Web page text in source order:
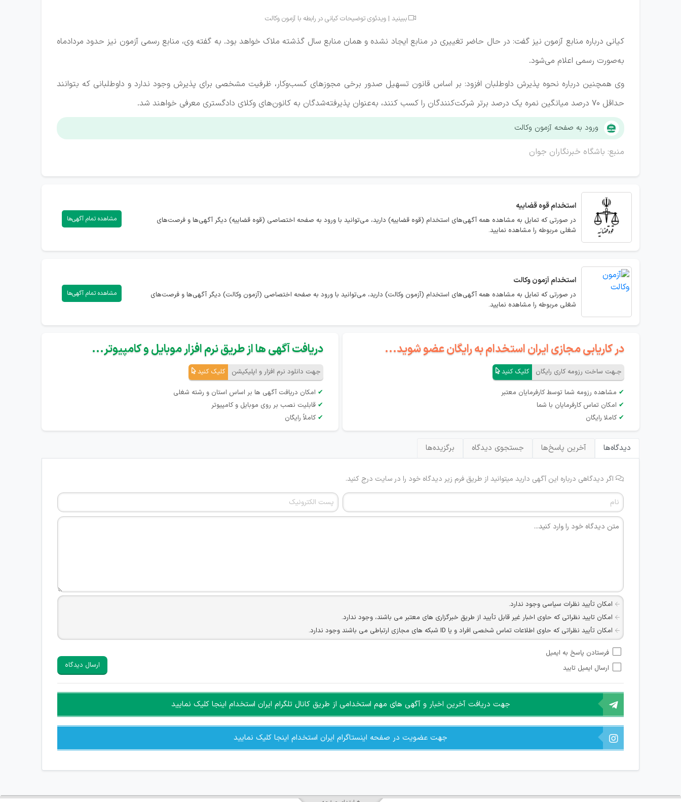
 ببینید | ویدئوی توضیحات کیانی در رابطه با آزمون وکالت
کیانی درباره منابع آزمون نیز گفت: در حال حاضر تغییری در منابع ایجاد نشده و همان منابع سال گذشته ملاک خواهد بود. به گفته وی، منابع رسمی آزمون نیز حدود مردادماه
به‌صورت رسمی اعلام می‌شود.
وی همچنین درباره نحوه پذیرش داوطلبان افزود: بر اساس قانون تسهیل صدور برخی مجوز‌های کسب‌وکار، ظرفیت مشخصی برای پذیرش وجود ندارد و داوطلبانی که بتوانند
حداقل ۷۰ درصد میانگین نمره یک درصد برتر شرکت‌کنندگان را کسب کنند، به‌عنوان پذیرفته‌شدگان به کانون‌های وکلای دادگستری معرفی خواهند شد.
ورود به صفحه آزمون وکالت
منبع: باشگاه خبرنگاران جوان
استخدامقوه قضاییه
در صورتی که تمایل به مشاهده همه آگهی‌های استخدام (قوه قضاییه) دارید، می‌توانید با ورود به صفحه اختصاصی (قوه قضاییه) دیگر آگهی‌ها و فرصت‌های
شغلی مربوطه را مشاهده نمایید.
مشاهده تمام آگهی‌ها
استخدامآزمون وکالت
در صورتی که تمایل به مشاهده همه آگهی‌های استخدام (آزمون وکالت) دارید، می‌توانید با ورود به صفحه اختصاصی (آزمون وکالت) دیگر آگهی‌ها و فرصت‌های
شغلی مربوطه را مشاهده نمایید.
مشاهده تمام آگهی‌ها
در کاریابی مجازی ایران استخدام به رایگان عضو شوید...
جـهت ساخت رزومه کاری رایگان کلیک کنید
✔ مشاهده رزومه شما توسط کارفرمایان معتبر
✔ امکان تماس کارفرمایان با شما
✔ کاملا رایگان
دریافت آگهی ها از طریق نرم افزار موبایل و کامپیوتر...
جهت دانلود نرم افزار و اپلیکیشن کلیک کنید
✔ امکان دریافت آگهی ها بر اساس استان و رشته شغلی
✔ قابلیت نصب بر روی موبایل و کامپیوتر
✔ کاملاً رایگان
دیدگاه‌ها آخرین پاسخ‌ها جستجوی دیدگاه برگزیده‌ها
اگر دیدگاهی درباره این آگهی دارید میتوانید از طریق فرم زیر دیدگاه خود را در سایت درج کنید.
امکان تأیید نظرات سیاسی وجود ندارد.
امکان تایید نظراتی که حاوی اخبار غیر قابل تأیید از طریق خبرگزاری های معتبر می باشند، وجود ندارد.
امکان تأیید نظراتی که حاوی اطلاعات تماس شخصی افراد و یا ID شبکه های مجازی ارتباطی می باشند وجود ندارد.
هرگونه تحریک، تحقیر و کنایه به سایر افراد (مسئول و غیر مسئول) غیر مجاز می باشد.
امکان هماهنگی برای هرگونه ملاقات حضوری چه به صورت دسته جمعی و چه فردی توسط کاربران سایت وجود ندارد.
فرستادن پاسخ به ایمیل
ارسال ایمیل تایید
ارسال دیدگاه
جهت دریافت آخرین اخبار و آگهی های مهم استخدامی از طریق کانال تلگرام ایران استخدام اینجا کلیک نمایید
جهت عضویت در صفحه اینستاگرام ایران استخدام اینجا کلیک نمایید